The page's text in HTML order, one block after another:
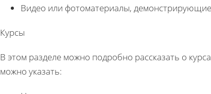
Видео или фотоматериалы,
Курсы
В этом разделе можно подробно рассказать о
можно указать: